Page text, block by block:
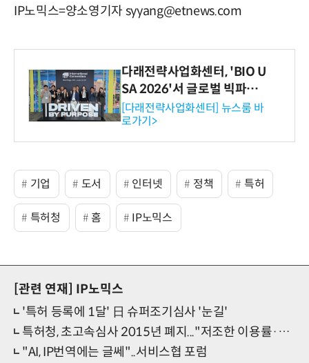
IP노믹스=양소영기자 syyang@etnews.com
다래전략사업화센터, 'BIO U
SA 2026'서 글로벌 빅파마
와의 비즈니스 미팅 지원…K
-바이오 해외 진출 교두보 확
보
[다래전략사업화센터] 뉴스룸 바
로가기>
기업 도서 인터넷 정책 특허
특허청 홈 IP노믹스
[관련 연재]
IP노믹스
'특허 등록에 1달' 日 슈퍼조기심사 '눈길'
특허청, 초고속심사 2015년 폐지..."저조한 이용률·형평성 고려"
"AI, IP번역에는 글쎄"..서비스협 포럼